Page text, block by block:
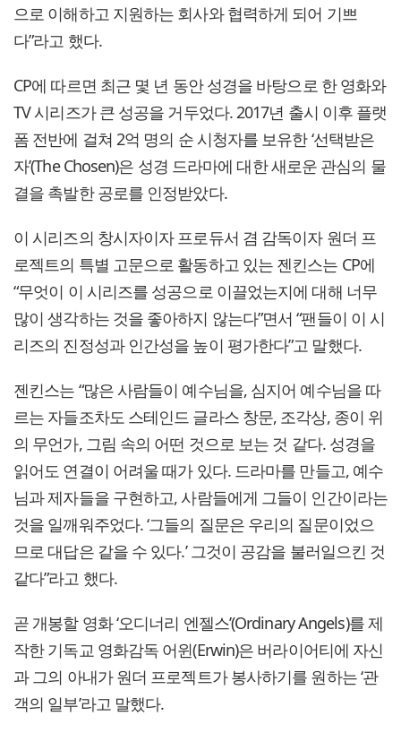
으로 이해하고 지원하는 회사와 협력하게 되어 기쁘
다”라고 했다.
CP에 따르면 최근 몇 년 동안 성경을 바탕으로 한 영화와
TV 시리즈가 큰 성공을 거두었다. 2017년 출시 이후 플랫
폼 전반에 걸쳐 2억 명의 순 시청자를 보유한 ‘선택받은
자’(The Chosen)은 성경 드라마에 대한 새로운 관심의 물
결을 촉발한 공로를 인정받았다.
이 시리즈의 창시자이자 프로듀서 겸 감독이자 원더 프
로젝트의 특별 고문으로 활동하고 있는 젠킨스는 CP에
“무엇이 이 시리즈를 성공으로 이끌었는지에 대해 너무
많이 생각하는 것을 좋아하지 않는다”면서 “팬들이 이 시
리즈의 진정성과 인간성을 높이 평가한다”고 말했다.
젠킨스는 “많은 사람들이 예수님을, 심지어 예수님을 따
르는 자들조차도 스테인드 글라스 창문, 조각상, 종이 위
의 무언가, 그림 속의 어떤 것으로 보는 것 같다. 성경을
읽어도 연결이 어려울 때가 있다. 드라마를 만들고, 예수
님과 제자들을 구현하고, 사람들에게 그들이 인간이라는
것을 일깨워주었다. ‘그들의 질문은 우리의 질문이었으
므로 대답은 같을 수 있다.’ 그것이 공감을 불러일으킨 것
같다”라고 했다.
곧 개봉할 영화 ‘오디너리 엔젤스’(Ordinary Angels)를 제
작한 기독교 영화감독 어윈(Erwin)은 버라이어티에 자신
과 그의 아내가 원더 프로젝트가 봉사하기를 원하는 ‘관
객의 일부’라고 말했다.